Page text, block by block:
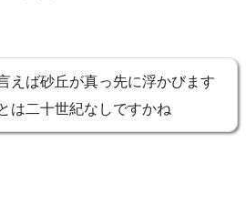
えば砂丘が真っ先に浮かびます
二十世紀なしですかね